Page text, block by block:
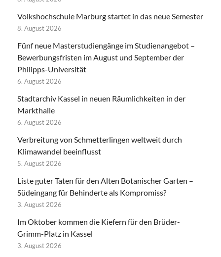
Volkshochschule Marburg startet in das neue Semester
8. August 2026
Fünf neue Masterstudiengänge im Studienangebot –
Bewerbungsfristen im August und September der
Philipps-Universität
6. August 2026
Stadtarchiv Kassel in neuen Räumlichkeiten in der
Markthalle
6. August 2026
Verbreitung von Schmetterlingen weltweit durch
Klimawandel beeinflusst
5. August 2026
Liste guter Taten für den Alten Botanischer Garten –
Südeingang für Behinderte als Kompromiss?
3. August 2026
Im Oktober kommen die Kiefern für den Brüder-
Grimm-Platz in Kassel
3. August 2026